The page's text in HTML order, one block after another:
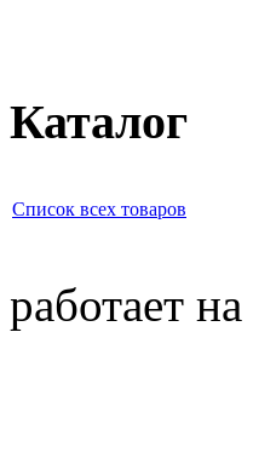
Каталог
Список всех товаров
работает на